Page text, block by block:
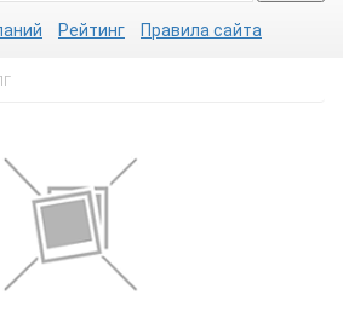
Рейтинг Правила сайта